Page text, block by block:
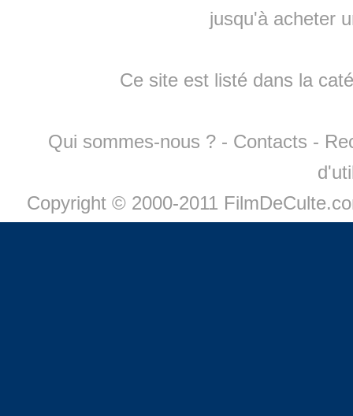
jusqu'à acheter
Ce site est listé dans la
Qui sommes-nous ? - Contacts -
Copyright © 2000-2011